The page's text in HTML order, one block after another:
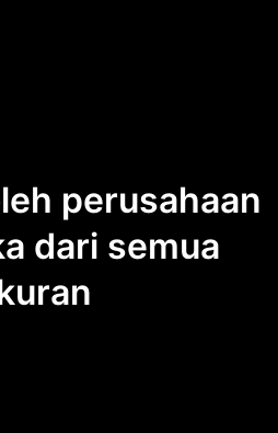
perusahaan
dari semua